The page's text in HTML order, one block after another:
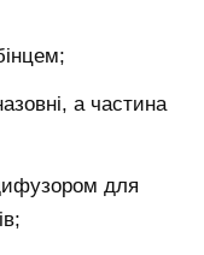
а частина
для